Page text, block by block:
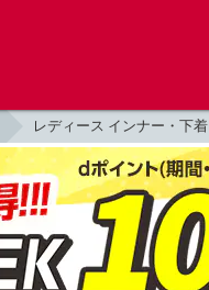
レディース インナー・下着